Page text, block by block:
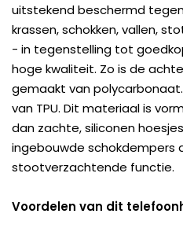
uitstekend beschermd
krassen, schokken, vallen,
- in tegenstelling tot
hoge kwaliteit. Zo is de
gemaakt van
van TPU. Dit materiaal is
dan zachte, siliconen
ingebouwde
stootverzachtende functie.
Voordelen van dit